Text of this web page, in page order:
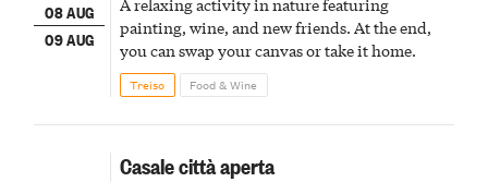
08 AUG
09 AUG
A relaxing activity in nature featuring
painting, wine, and new friends. At the end,
you can swap your canvas or take it home.
Treiso Food & Wine
Casale città aperta